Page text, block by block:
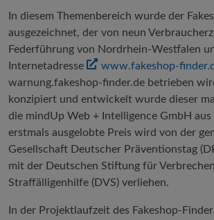
In diesem Themenbereich wurde der
ausgezeichnet, der von neun
Federführung von Nordrhein-Westfalen
Internetadresse
www.fakeshop-
warnung.fakeshop-finder.de betrieben
konzipiert und entwickelt wurde dieser
die mindUp Web + Intelligence GmbH
erstmals ausgelobte Preis wird von der
Gesellschaft Deutscher Präventionstag
mit der Deutschen Stiftung für
Straffälligenhilfe (DVS) verliehen.
In der Projektlaufzeit des Fakeshop-